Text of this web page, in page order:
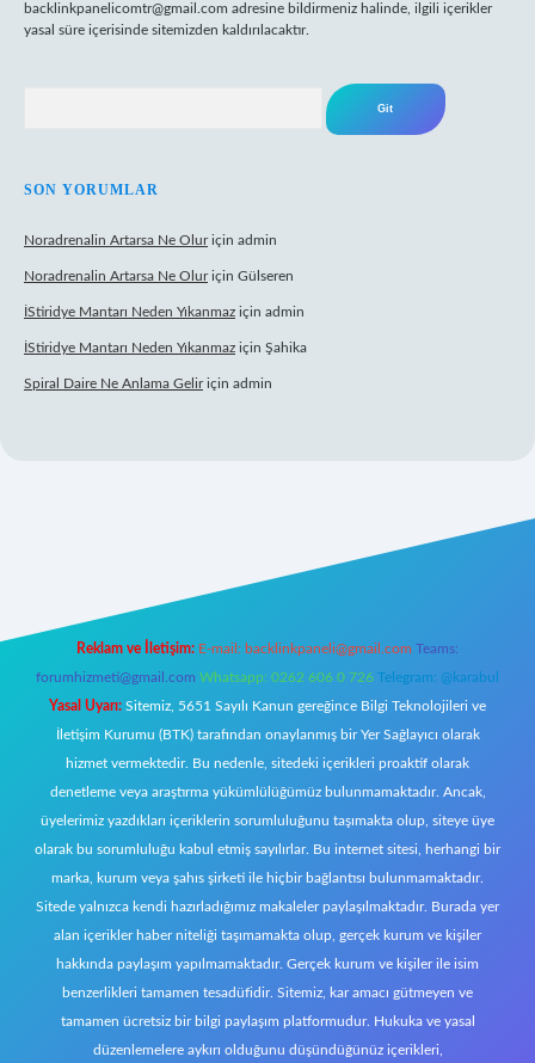
backlinkpanelicomtr@gmail.com adresine bildirmeniz halinde, ilgili içerikler
yasal süre içerisinde sitemizden kaldırılacaktır.
SON YORUMLAR
Noradrenalin Artarsa Ne Oluriçin admin
Noradrenalin Artarsa Ne Oluriçin Gülseren
İStiridye Mantarı Neden Yıkanmaz için admin
İStiridye Mantarı Neden Yıkanmaz için Şahika
Spiral Daire Ne Anlama Geliriçin admin
Reklam ve İletişim: E-mail: backlinkpaneli@gmail.com Teams:
forumhizmeti@gmail.com Whatsapp: 0262 606 0 726 Telegram: @karabul
Yasal Uyarı: Sitemiz, 5651 Sayılı Kanun gereğince Bilgi Teknolojileri ve
İletişim Kurumu (BTK) tarafından onaylanmış bir Yer Sağlayıcı olarak
hizmet vermektedir. Bu nedenle, sitedeki içerikleri proaktif olarak
denetleme veya araştırma yükümlülüğümüz bulunmamaktadır. Ancak,
üyelerimiz yazdıkları içeriklerin sorumluluğunu taşımakta olup, siteye üye
olarak bu sorumluluğu kabul etmiş sayılırlar. Bu internet sitesi, herhangi bir
marka, kurum veya şahıs şirketi ile hiçbir bağlantısı bulunmamaktadır.
Sitede yalnızca kendi hazırladığımız makaleler paylaşılmaktadır. Burada yer
alan içerikler haber niteliği taşımamakta olup, gerçek kurum ve kişiler
hakkında paylaşım yapılmamaktadır. Gerçek kurum ve kişiler ile isim
benzerlikleri tamamen tesadüfidir. Sitemiz, kar amacı gütmeyen ve
tamamen ücretsiz bir bilgi paylaşım platformudur. Hukuka ve yasal
düzenlemelere aykırı olduğunu düşündüğünüz içerikleri,